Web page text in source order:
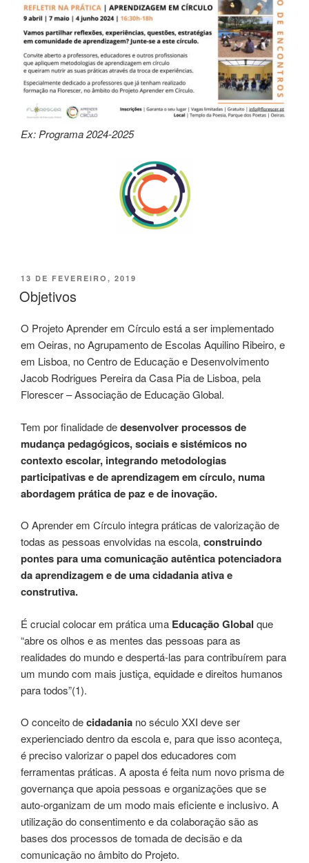
Ex: Programa 2024-2025
PUBLICADO
EM
13 DE FEVEREIRO, 2019
Objetivos
O Projeto Aprender em Círculo está a ser implementado
em Oeiras, no Agrupamento de Escolas Aquilino Ribeiro, e
em Lisboa, no Centro de Educação e Desenvolvimento
Jacob Rodrigues Pereira da Casa Pia de Lisboa, pela
Florescer – Associação de Educação Global.
Tem por finalidade dedesenvolverprocessos de
mudança pedagógicos, sociais e sistémicos no
contexto escolar, integrando metodologias
participativas e de aprendizagem em círculo, numa
abordagem prática de paz e de inovação.
O Aprender em Círculo integra práticas de valorização de
todas as pessoas envolvidas na escola, construindo
pontes para uma comunicação autêntica potenciadora
da aprendizagem e de uma cidadania ativa e
construtiva.
É crucial colocar em prática uma Educação Global que
“abre os olhos e as mentes das pessoas para as
realidades do mundo e despertá-las para contribuírem para
um mundo com mais justiça, equidade e direitos humanos
para todos”(1).
O conceito decidadania no século XXI deve ser
experienciado dentro da escola e, para que isso aconteça,
é preciso valorizar o papel dos educadores com
ferramentas práticas. A aposta é feita num novo prisma de
governança que apoia pessoas e organizações que se
auto-organizam de um modo mais eficiente e inclusivo. A
utilização do consentimento e da colaboração são as
bases dos processos de tomada de decisão e da
comunicação no âmbito do Projeto.